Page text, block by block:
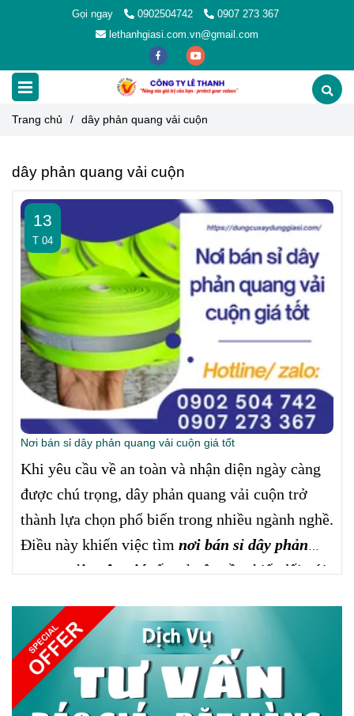
Gọi ngay 0902504742
0907 273 367
lethanhgiasi.com.vn@gmail.com
Trang chủ / dây phản quang vải cuộn
dây phản quang vải cuộn
Nơi bán sỉ dây phản quang vải cuộn giá tốt
13
T 04
Khi yêu cầu về an toàn và nhận diện ngày càng
được chú trọng, dây phản quang vải cuộn trở
thành lựa chọn phổ biến trong nhiều ngành nghề.
Điều này khiến việc tìm nơi bán sỉ dây phản
quang vải cuộn giá tốt trởnên cần thiết đối với
không chỉ đảm bảo chất lượng mà còn giúp
kiểm soát chi phí hiệu quả.